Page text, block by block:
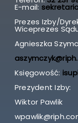
E-mail:
Prezes Izby/
Wiceprezes
Agnieszka
Księgowość:
Prezydent Izby:
Wiktor Pawlik